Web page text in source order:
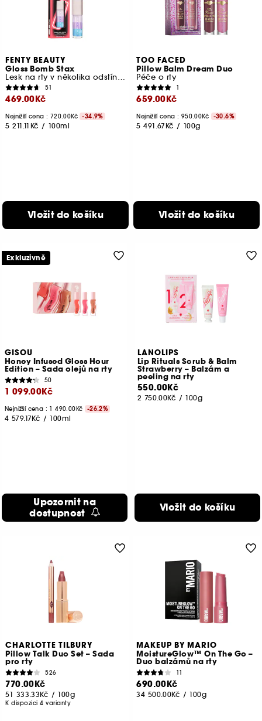
FENTY BEAUTY
Gloss Bomb Stax
Lesk na rty v několika odstínech
51
469.00Kč
Nejnižší cena : 720.00Kč -34.9%
5 211.11Kč / 100ml
Vložit do košíku
TOO FACED
Pillow Balm Dream Duo
Péče o rty
1
659.00Kč
Nejnižší cena : 950.00Kč -30.6%
5 491.67Kč / 100g
Vložit do košíku
GISOU
Honey Infused Gloss Hour
Edition – Sada olejů na rty
50
1 099.00Kč
Nejnižší cena : 1 490.00Kč -26.2%
4 579.17Kč / 100ml
Upozornit na
dostupnost
Exkluzivně
LANOLIPS
Lip Rituals Scrub & Balm
Strawberry – Balzám a
peeling na rty
550.00Kč
2 750.00Kč / 100g
Vložit do košíku
CHARLOTTE TILBURY
Pillow Talk Duo Set – Sada
pro rty
526
770.00Kč
51 333.33Kč / 100g
K dispozici 4 varianty
MAKEUP BY MARIO
MoistureGlow™ On The Go –
Duo balzámů na rty
11
690.00Kč
34 500.00Kč / 100g